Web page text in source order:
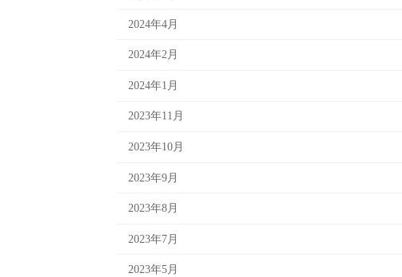
2024年4月
2024年2月
2024年1月
2023年11月
2023年10月
2023年9月
2023年8月
2023年7月
2023年5月